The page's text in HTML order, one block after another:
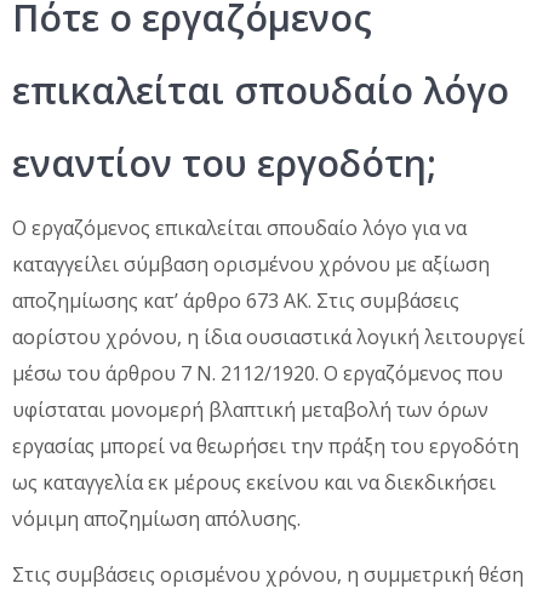
Πότε ο εργαζόμενος
επικαλείται σπουδαίο λόγο
εναντίον του εργοδότη;
Ο εργαζόμενος επικαλείται σπουδαίο λόγο για να
καταγγείλει σύμβαση ορισμένου χρόνου με αξίωση
αποζημίωσης κατ’ άρθρο 673 ΑΚ. Στις συμβάσεις
αορίστου χρόνου, η ίδια ουσιαστικά λογική λειτουργεί
μέσω του άρθρου 7 Ν. 2112/1920. Ο εργαζόμενος που
υφίσταται μονομερή βλαπτική μεταβολή των όρων
εργασίας μπορεί να θεωρήσει την πράξη του εργοδότη
ως καταγγελία εκ μέρους εκείνου και να διεκδικήσει
νόμιμη αποζημίωση απόλυσης.
Στις συμβάσεις ορισμένου χρόνου, η συμμετρική θέση